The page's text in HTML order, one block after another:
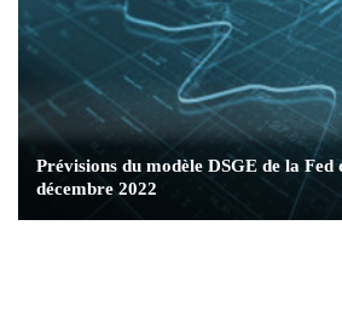
Prévisions du modèle DSGE de la
décembre 2022